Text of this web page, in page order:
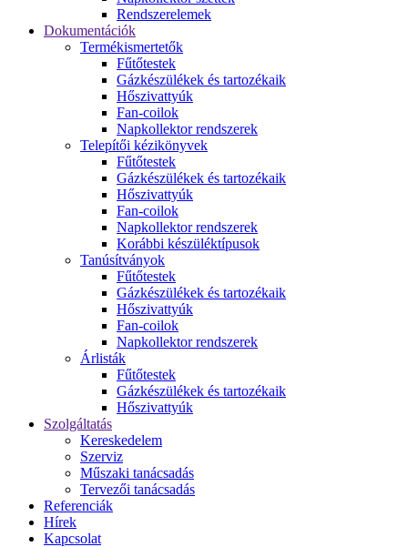
Rendszerelemek
Dokumentációk
Termékismertetők
Fűtőtestek
Gázkészülékek és tartozékaik
Hőszivattyúk
Fan-coilok
Napkollektor rendszerek
Telepítői kézikönyvek
Fűtőtestek
Gázkészülékek és tartozékaik
Hőszivattyúk
Fan-coilok
Napkollektor rendszerek
Korábbi készüléktípusok
Tanúsítványok
Fűtőtestek
Gázkészülékek és tartozékaik
Hőszivattyúk
Fan-coilok
Napkollektor rendszerek
Árlisták
Fűtőtestek
Gázkészülékek és tartozékaik
Hőszivattyúk
Szolgáltatás
Kereskedelem
Szerviz
Műszaki tanácsadás
Tervezői tanácsadás
Referenciák
Hírek
Kapcsolat